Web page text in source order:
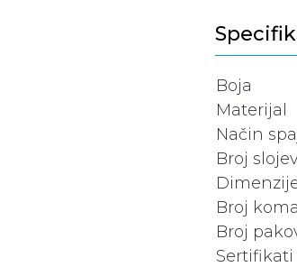
Boja
Materijal
Način
Broj
Broj
Broj
Sertifikati